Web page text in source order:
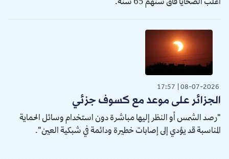
أغلب الضحايا فاق سنهم 65 سنة.
08-07-2026
17:57
الجزائر على موعد مع كسوف جزئي
"رصد الشمس أو النظر إليها مباشرة دون استخدام وسائل الحماية
المناسبة قد يؤدي إلى إصابات خطيرة ودائمة في شبكية العين".